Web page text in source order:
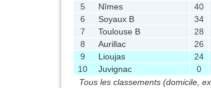
5
Nîmes 40
6
Soyaux B 34
7
Toulouse B 28
8
Aurillac 26
9
Lioujas 24
10
Juvignac 0
Tous les classements (domicile,